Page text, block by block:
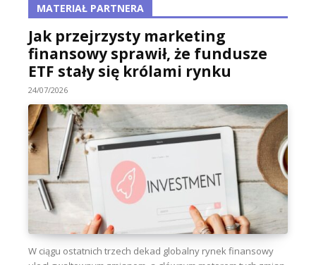
MATERIAŁ PARTNERA
Jak przejrzysty marketing
finansowy sprawił, że fundusze
ETF stały się królami rynku
24/07/2026
W ciągu ostatnich trzech dekad globalny rynek finansowy